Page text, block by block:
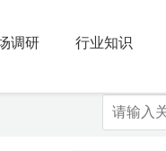
调研 行业知识